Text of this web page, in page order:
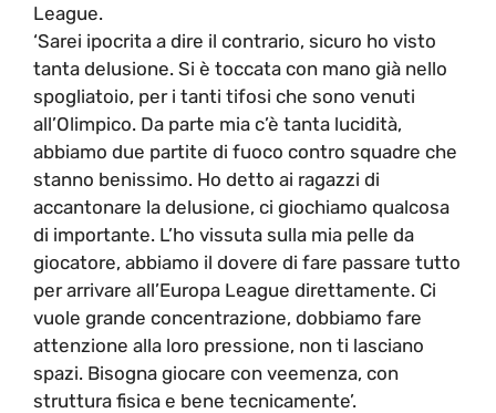
League.
‘Sarei ipocrita a dire il contrario, sicuro ho visto
tanta delusione. Si è toccata con mano già nello
spogliatoio, per i tanti tifosi che sono venuti
all’Olimpico. Da parte mia c’è tanta lucidità,
abbiamo due partite di fuoco contro squadre che
stanno benissimo. Ho detto ai ragazzi di
accantonare la delusione, ci giochiamo qualcosa
di importante. L’ho vissuta sulla mia pelle da
giocatore, abbiamo il dovere di fare passare tutto
per arrivare all’Europa League direttamente. Ci
vuole grande concentrazione, dobbiamo fare
attenzione alla loro pressione, non ti lasciano
spazi. Bisogna giocare con veemenza, con
struttura fisica e bene tecnicamente’.